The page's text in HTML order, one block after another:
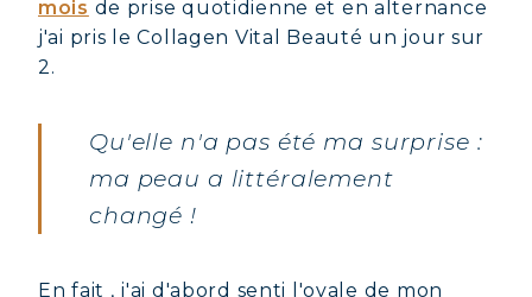
mois de prise quotidienne et en alternance
j'ai pris le Collagen Vital Beauté un jour sur
2.
Qu'elle n'a pas été ma surprise :
ma peau a littéralement
changé !
En fait , j'ai d'abord senti l'ovale de mon